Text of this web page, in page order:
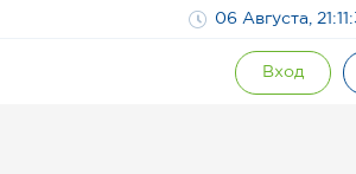
06 Августа,
Вход